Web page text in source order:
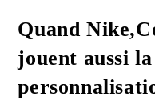
Quand
jouent aussi